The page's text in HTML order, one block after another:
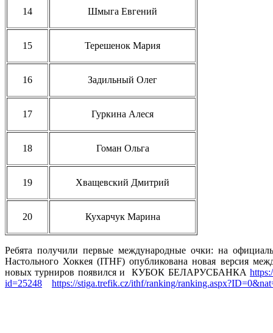
14 Шмыга Евгений
15 Терешенок Мария
16 Задильный Олег
17 Гуркина Алеся
18 Гоман Ольга
19 Хващевский Дмитрий
20 Кухарчук Марина
Ребята получили первые международные очки: на
Настольного Хоккея (ITHF) опубликована новая версия
новых турниров появился и КУБОК БЕЛАРУСБАНКА
id=25248
https://stiga.trefik.cz/ithf/ranking/